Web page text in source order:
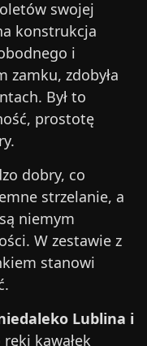
swojej
konstrukcja
i
zamku, zdobyła
Był to
prostotę
dobry, co
strzelanie, a
niemym
W zestawie z
stanowi
Lublina i
kawałek